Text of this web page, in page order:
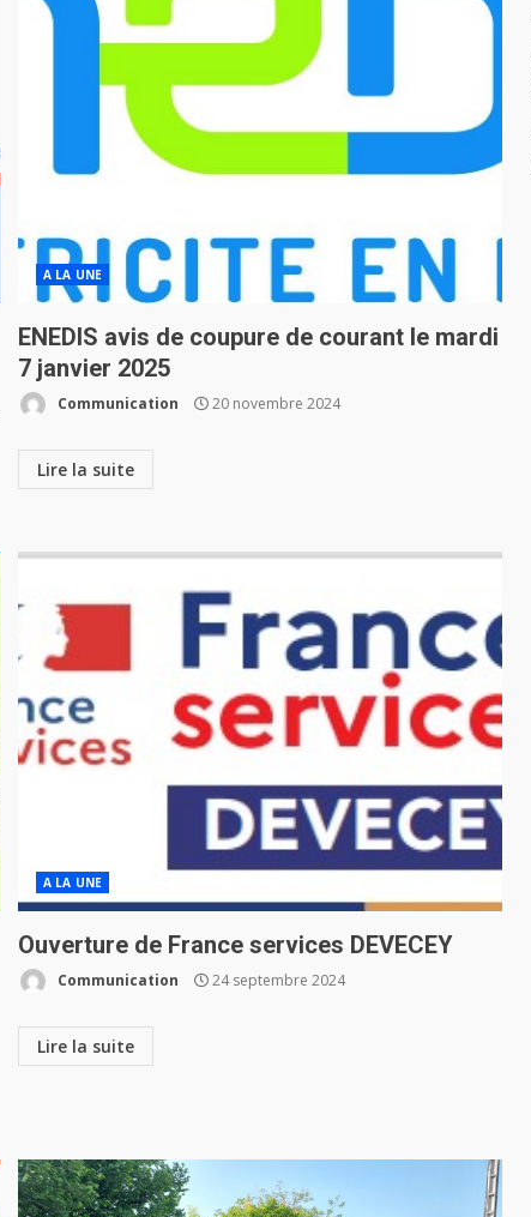
A LA UNE
ENEDIS avis de coupure de courant le mardi
7 janvier 2025
Communication 20 novembre 2024
Lire la suite
A LA UNE
Ouverture de France services DEVECEY
Communication 24 septembre 2024
Lire la suite